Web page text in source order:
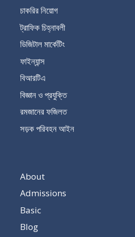
চাকরির নিয়োগ
ট্রাফিক চিহ্নাবলী
ডিজিটাল মার্কেটিং
ফাইন্যান্স
বিআরটিএ
বিজ্ঞান ও প্রযুক্তি
রমজানের ফজিলত
সড়ক পরিবহন আইন
About
Admissions
Basic
Blog